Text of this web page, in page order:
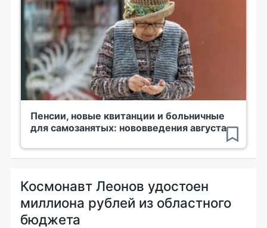
Пенсии, новые квитанции и больничные
для самозанятых: нововведения августа
Космонавт Леонов удостоен
миллиона рублей из областного
бюджета